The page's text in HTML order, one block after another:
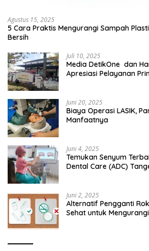
Agustus 15, 2025
5 Cara Praktis Mengurangi Sampah
Bersih
Juli 10, 2025
Media DetikOne dan
Apresiasi Pelayanan
Juni 20, 2025
Biaya Operasi LASIK,
Manfaatnya
Juni 4, 2025
Temukan Senyum
Dental Care (ADC)
Juni 2, 2025
Alternatif Pengganti
Sehat untuk